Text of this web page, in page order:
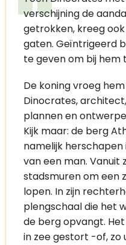
verschijning de
getrokken, kreeg
gaten. Geïntrigeerd
te geven om bij hem
De koning vroeg hem
Dinocrates,
plannen en
Kijk maar: de berg
namelijk
van een man. Vanuit
stadsmuren om een
lopen. In zijn
plengschaal die het
de berg opvangt.
in zee gestort -of, zo